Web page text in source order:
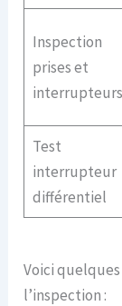
Inspection
prises et
interrupteurs
Test
interrupteur
différentiel
Voici
l’inspection :